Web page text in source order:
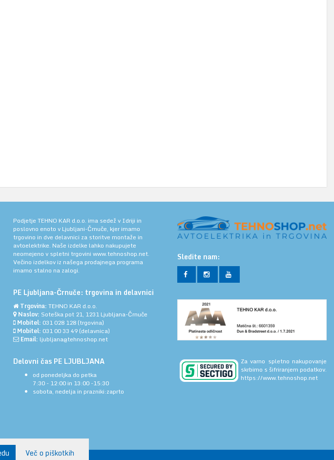
Podjetje TEHNO KAR d.o.o. ima sedež v Idriji in
poslovno enoto v Ljubljani-Črnuče, kjer imamo
trgovino in dve delavnici za storitve montaže in
avtoelektrike. Naše izdelke lahko nakupujete
neomejeno v spletni trgovini www.tehnoshop.net.
Večino izdelkov iz našega prodajnega programa
imamo stalno na zalogi.
PE Ljubljana-Črnuče: trgovina in delavnici
Trgovina: TEHNO KAR d.o.o.
Naslov: Soteška pot 21, 1231 Ljubljana-Črnuče
Mobitel: 031 028 128 (trgovina)
Mobitel: 031 00 33 49 (delavnica)
Email: ljubljana@tehnoshop.net
Delovni čas PE LJUBLJANA
od ponedeljka do petka
7:30 - 12:00 in 13:00 -15:30
sobota, nedelja in prazniki:zaprto
Sledite nam:
Za varno spletno nakupovanje
skrbimo s šifriranjem podatkov.
https://www.tehnoshop.net
Več o piškotkih